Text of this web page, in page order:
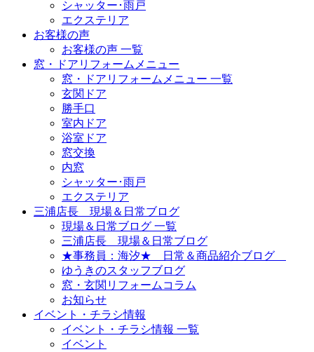
シャッター･雨戸
エクステリア
お客様の声
お客様の声 一覧
窓・ドアリフォームメニュー
窓・ドアリフォームメニュー 一覧
玄関ドア
勝手口
室内ドア
浴室ドア
窓交換
内窓
シャッター･雨戸
エクステリア
三浦店長 現場＆日常ブログ
現場＆日常ブログ 一覧
三浦店長 現場＆日常ブログ
★事務員：海汐★ 日常＆商品紹介ブログ
ゆうきのスタッフブログ
窓・玄関リフォームコラム
お知らせ
イベント・チラシ情報
イベント・チラシ情報 一覧
イベント